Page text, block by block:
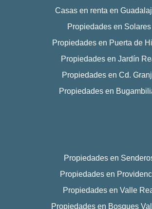
Casas en renta en
Propiedades en Solares
Propiedades en Puerta de
Propiedades en Jardín
Propiedades en Cd.
Propiedades en
Propiedades en
Propiedades en
Propiedades en Valle
Propiedades en Bosques